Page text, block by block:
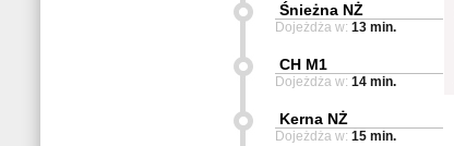
Śnieżna NŻ
Dojeżdża w: 13 min.
CH M1
Dojeżdża w: 14 min.
Kerna NŻ
Dojeżdża w: 15 min.